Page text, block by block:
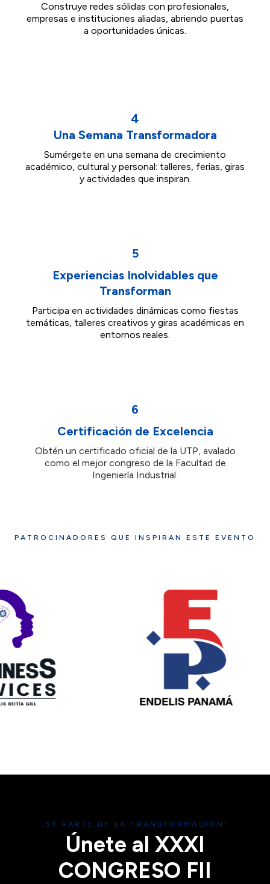
Construye redes sólidas con profesionales,
empresas e instituciones aliadas, abriendo puertas
a oportunidades únicas.
4
Una Semana Transformadora
Sumérgete en una semana de crecimiento
académico, cultural y personal: talleres, ferias, giras
y actividades que inspiran.
5
Experiencias Inolvidables que
Transforman
Participa en actividades dinámicas como fiestas
temáticas, talleres creativos y giras académicas en
entornos reales.
6
Certificación de Excelencia
Obtén un certificado oficial de la UTP, avalado
como el mejor congreso de la Facultad de
Ingeniería Industrial.
PATROCINADORES QUE INSPIRAN ESTE EVENTO
¡SÉ PARTE DE LA TRANSFORMACIÓN!
Únete al XXXI
CONGRESO FII